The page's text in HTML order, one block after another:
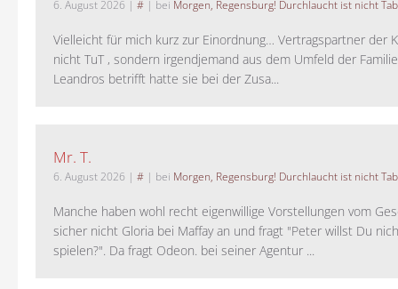
6. August 2026 | # | bei Morgen, Regensburg! Durchlaucht ist nicht
Vielleicht für mich kurz zur Einordnung… Vertragspartner der
nicht TuT , sondern irgendjemand aus dem Umfeld der
Leandros betrifft hatte sie bei der Zusa...
Mr. T.
6. August 2026 | # | bei Morgen, Regensburg! Durchlaucht ist nicht
Manche haben wohl recht eigenwillige Vorstellungen vom
sicher nicht Gloria bei Maffay an und fragt "Peter willst Du
spielen?". Da fragt Odeon. bei seiner Agentur ...